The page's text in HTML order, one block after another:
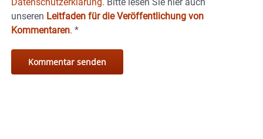
unseren Leitfaden für die Veröffentlichung von
Kommentaren. *